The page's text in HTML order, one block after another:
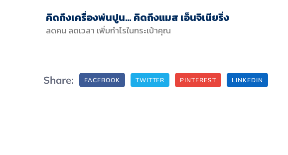
คิดถึงเครื่องพ่นปูน… คิดถึงแมส เอ็นจิเนียริ่ง
ลดคน ลดเวลา เพิ่มกำไรในกระเป๋าคุณ
Share: FACEBOOK TWITTER PINTEREST LINKEDIN